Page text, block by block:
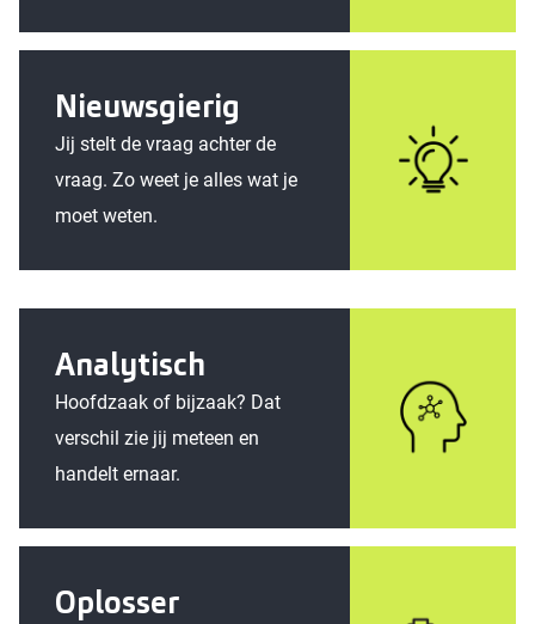
Nieuwsgierig
Jij stelt de vraag achter de
vraag. Zo weet je alles wat je
moet weten.
Analytisch
Hoofdzaak of bijzaak? Dat
verschil zie jij meteen en
handelt ernaar.
Oplosser